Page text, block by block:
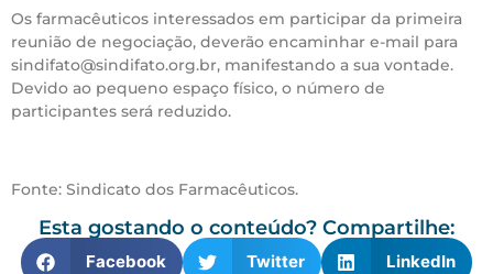
Os farmacêuticos interessados em participar da primeira
reunião de negociação, deverão encaminhar e-mail para
sindifato@sindifato.org.br, manifestando a sua vontade.
Devido ao pequeno espaço físico, o número de
participantes será reduzido.
Fonte: Sindicato dos Farmacêuticos.
Esta gostando o conteúdo? Compartilhe:
Facebook Twitter LinkedIn